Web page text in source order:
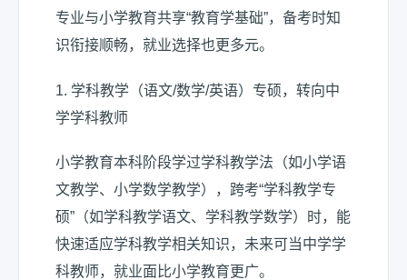
专业与小学教育共享“教育学基础”，备考时知
识衔接顺畅，就业选择也更多元。
1. 学科教学（语文/数学/英语）专硕，转向中
学学科教师
小学教育本科阶段学过学科教学法（如小学语
文教学、小学数学教学），跨考“学科教学专
硕”（如学科教学语文、学科教学数学）时，能
快速适应学科教学相关知识，未来可当中学学
科教师，就业面比小学教育更广。